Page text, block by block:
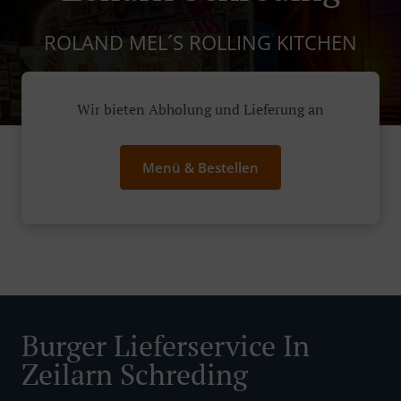
ROLAND MEL´S ROLLING KITCHEN
Wir bieten Abholung und Lieferung an
Menü & Bestellen
Burger Lieferservice In
Zeilarn Schreding